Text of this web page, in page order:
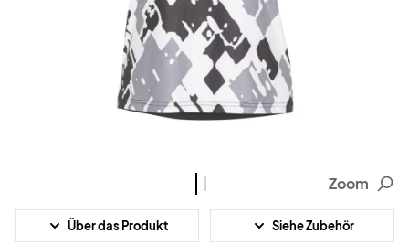
Zoom
Über das Produkt Siehe Zubehör